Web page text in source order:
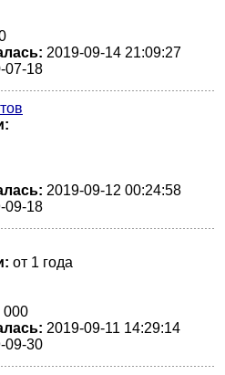
2019-09-14 21:09:27
07-18
2019-09-12 00:24:58
09-18
от 1 года
000
2019-09-11 14:29:14
09-30